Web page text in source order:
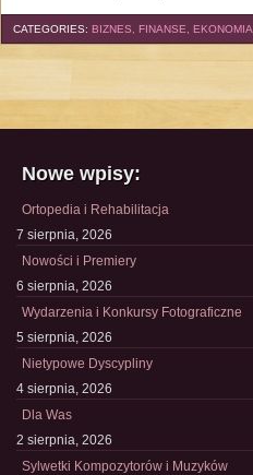
CATEGORIES: BIZNES, FINANSE, EKONOMIA
Nowe wpisy:
Ortopedia i Rehabilitacja
7 sierpnia, 2026
Nowości i Premiery
6 sierpnia, 2026
Wydarzenia i Konkursy Fotograficzne
5 sierpnia, 2026
Nietypowe Dyscypliny
4 sierpnia, 2026
Dla Was
2 sierpnia, 2026
Sylwetki Kompozytorów i Muzyków